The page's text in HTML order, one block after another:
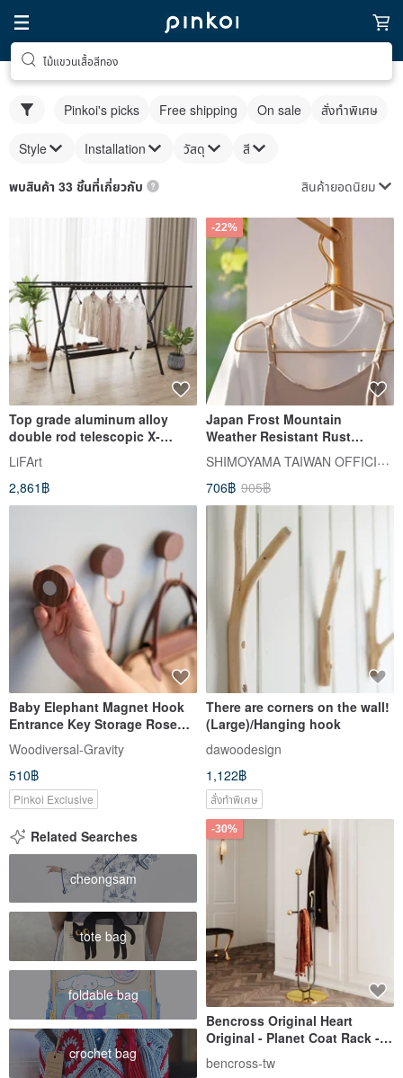
ไม้แขวนเสื้อสีทอง
Pinkoi's picks Free shipping On sale สั่งทำพิเศษ
Style Installation วัสดุ สี
พบสินค้า 33 ชิ้นที่เกี่ยวกับ สินค้ายอดนิยม
Top grade aluminum alloy
double rod telescopic X-
shaped clothes drying rack -
2.5M (new upgrade)
LiFArt
2,861฿
-22%
Japan Frost Mountain
Weather Resistant Rust
Resistant Space Aluminum
Metal Hanger - 12pcs
SHIMOYAMA TAIWAN OFFICIAL | ตัวแทนจำหน่ายอย่างเป็นทางการในไต้หวัน
706฿ 905฿
Baby Elephant Magnet Hook
Entrance Key Storage Rose
Gold Mother's Day Gift
Christmas Gift
Woodiversal-Gravity
510฿
Pinkoi Exclusive
There are corners on the wall!
(Large)/Hanging hook
dawoodesign
1,122฿
สั่งทำพิเศษ
Related Searches
cheongsam
tote bag
foldable bag
crochet bag
-30%
Bencross Original Heart
Original - Planet Coat Rack -
Black
bencross-tw